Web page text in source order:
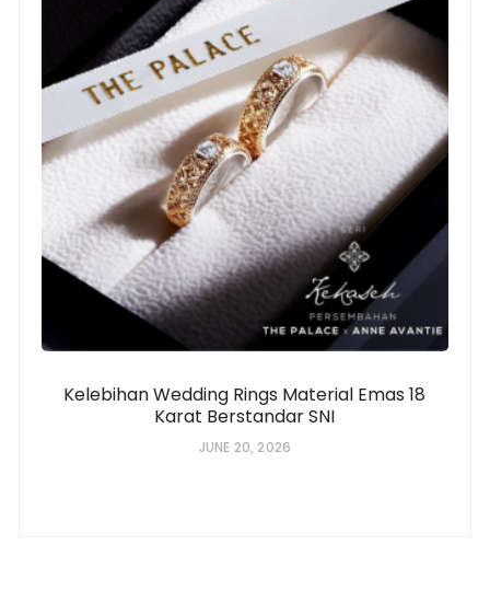
Kelebihan Wedding Rings Material Emas 18
Karat Berstandar SNI
JUNE 20, 2026